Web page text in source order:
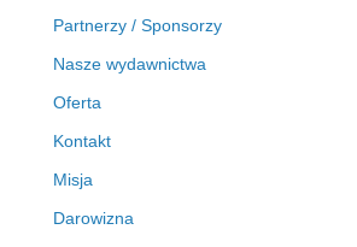
Partnerzy / Sponsorzy
Nasze wydawnictwa
Oferta
Kontakt
Misja
Darowizna